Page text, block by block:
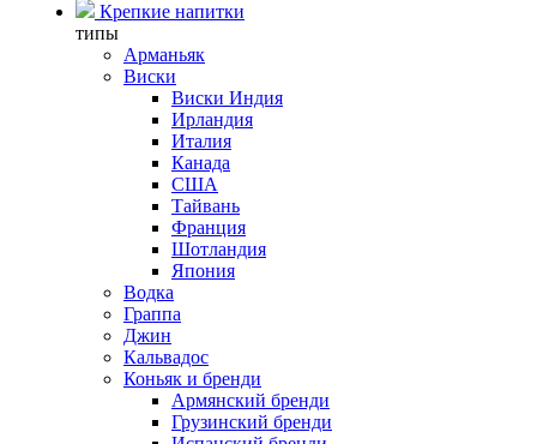
Крепкие напитки
типы
Арманьяк
Виски
Виски Индия
Ирландия
Италия
Канада
США
Тайвань
Франция
Шотландия
Япония
Водка
Граппа
Джин
Кальвадос
Коньяк и бренди
Армянский бренди
Грузинский бренди